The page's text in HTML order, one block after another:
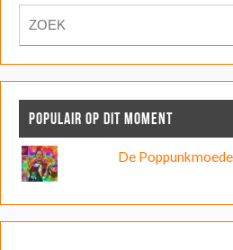
POPULAIR OP DIT MOMENT
De